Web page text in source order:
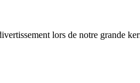
lors de notre grande